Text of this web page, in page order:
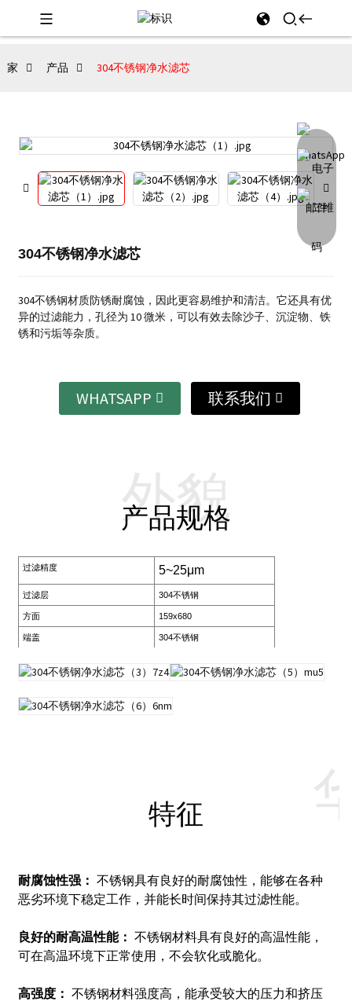
家 产品 304不锈钢净水滤芯
304不锈钢净水滤芯
304不锈钢材质防锈耐腐蚀，因此更容易维护和清洁。 它还具有优
异的过滤能力，孔径为 10 微米，可以有效去除沙子、沉淀物、铁
锈和污垢等杂质。
WHATSAPP 联系我们
产品规格
外貌
过滤精度 5~25μm
过滤层 304不锈钢
方面 159x680
端盖 304不锈钢
特征
耐腐蚀性强： 不锈钢具有良好的耐腐蚀性，能够在各种
恶劣环境下稳定工作，并能长时间保持其过滤性能。
良好的耐高温性能： 不锈钢材料具有良好的高温性能，
可在高温环境下正常使用，不会软化或脆化。
高强度： 不锈钢材料强度高，能承受较大的压力和挤压